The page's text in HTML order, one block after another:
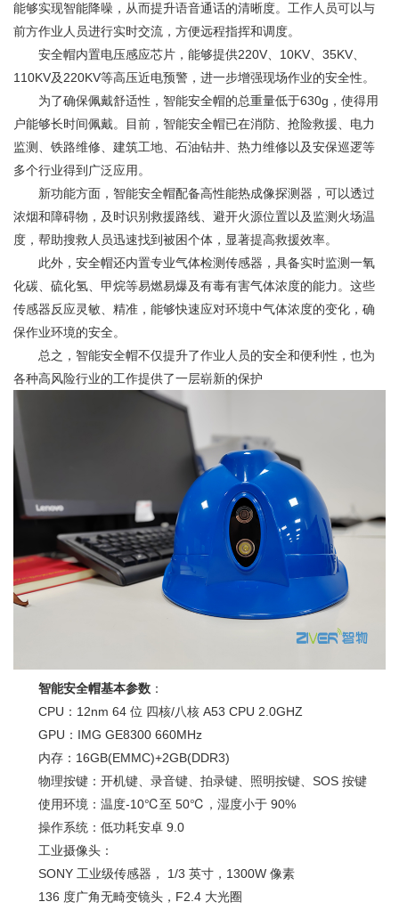
能够实现智能降噪，从而提升语音通话的清晰度。工作人员可以与
前方作业人员进行实时交流，方便远程指挥和调度。
安全帽内置电压感应芯片，能够提供220V、10KV、35KV、
110KV及220KV等高压近电预警，进一步增强现场作业的安全性。
为了确保佩戴舒适性，智能安全帽的总重量低于630g，使得用
户能够长时间佩戴。目前，智能安全帽已在消防、抢险救援、电力
监测、铁路维修、建筑工地、石油钻井、热力维修以及安保巡逻等
多个行业得到广泛应用。
新功能方面，智能安全帽配备高性能热成像探测器，可以透过
浓烟和障碍物，及时识别救援路线、避开火源位置以及监测火场温
度，帮助搜救人员迅速找到被困个体，显著提高救援效率。
此外，安全帽还内置专业气体检测传感器，具备实时监测一氧
化碳、硫化氢、甲烷等易燃易爆及有毒有害气体浓度的能力。这些
传感器反应灵敏、精准，能够快速应对环境中气体浓度的变化，确
保作业环境的安全。
总之，智能安全帽不仅提升了作业人员的安全和便利性，也为
各种高风险行业的工作提供了一层崭新的保护
智能安全帽基本参数 ：
CPU：12nm 64 位 四核/八核 A53 CPU 2.0GHZ
GPU：IMG GE8300 660MHz
内存：16GB(EMMC)+2GB(DDR3)
物理按键：开机键、录音键、拍录键、照明按键、SOS 按键
使用环境：温度-10℃至 50℃，湿度小于 90%
操作系统：低功耗安卓 9.0
工业摄像头：
SONY 工业级传感器， 1/3 英寸，1300W 像素
136 度广角无畸变镜头，F2.4 大光圈